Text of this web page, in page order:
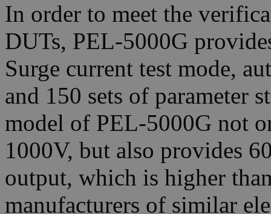
In order to meet the
DUTs, PEL-5000G
Surge current test mode,
and 150 sets of parameter
model of PEL-5000G not
1000V, but also provides
output, which is higher
manufacturers of similar